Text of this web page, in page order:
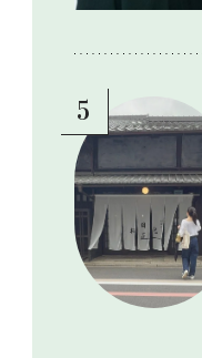
5